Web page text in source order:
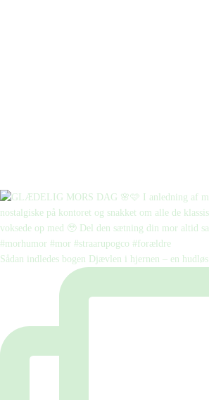
Sådan indledes bogen Djævlen i hjernen – en hudløs